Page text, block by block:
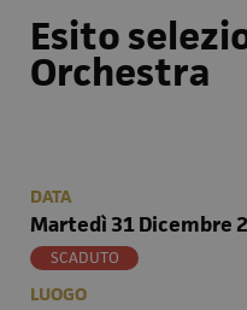
Esito
Orchestra
DATA
Martedì 31 Dicembre
SCADUTO
LUOGO